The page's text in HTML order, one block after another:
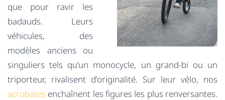
que pour ravir les
badauds. Leurs
véhicules, des
modèles anciens ou
singuliers tels qu’un monocycle, un grand-bi ou un
triporteur, rivalisent d’originalité. Sur leur vélo, nos
acrobates enchaînent les figures les plus renversantes.